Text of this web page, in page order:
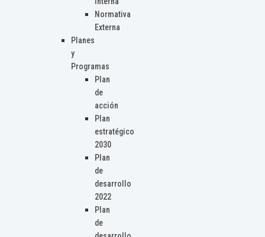
Normativa
Externa
Planes
y
Programas
Plan
de
acción
Plan
estratégico
2030
Plan
de
desarrollo
2022
Plan
de